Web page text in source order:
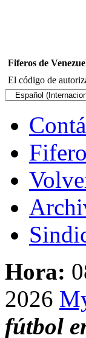
Fiferos de
El código de
Hora:
2026
fútbol